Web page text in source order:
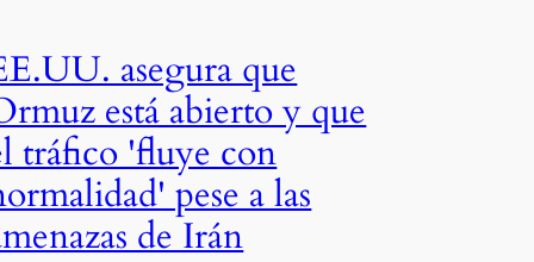
asegura que
está abierto y que
tráfico 'fluye con
pese a las
de Irán